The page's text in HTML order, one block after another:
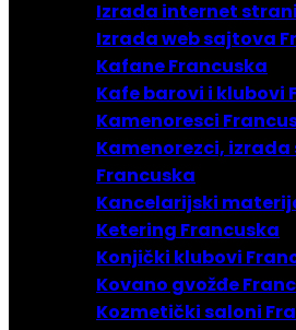
Izrada internet
Izrada web sajtova
Kafane Francuska
Kafe barovi i klubovi
Kamenoresci
Kamenorezci,
Francuska
Kancelarijski
Ketering Francuska
Konjički klubovi
Kovano gvožđe
Kozmetički saloni